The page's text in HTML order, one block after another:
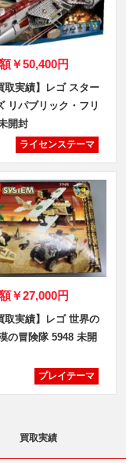
￥50,400円
取実績】レゴ スター
リパブリック・フリ
開封
ライセンステーマ
￥27,000円
取実績】レゴ 世界の
の冒険隊 5948 未開
プレイテーマ
買取実績